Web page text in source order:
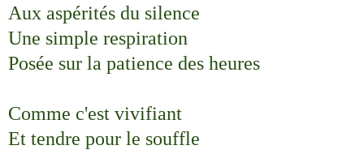
Aux aspérités du silence
Une simple respiration
Posée sur la patience des heures
Comme c'est vivifiant
Et tendre pour le souffle